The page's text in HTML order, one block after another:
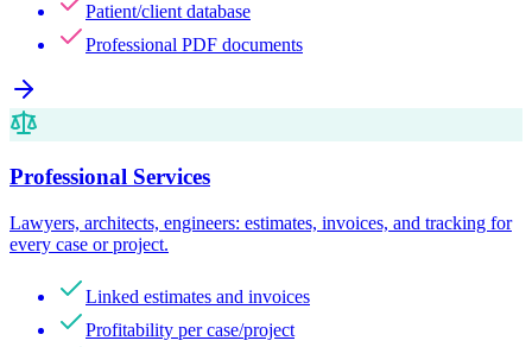
Patient/client database
Professional PDF documents
Professional Services
Lawyers, architects, engineers: estimates, invoices, and tracking for
every case or project.
Linked estimates and invoices
Profitability per case/project